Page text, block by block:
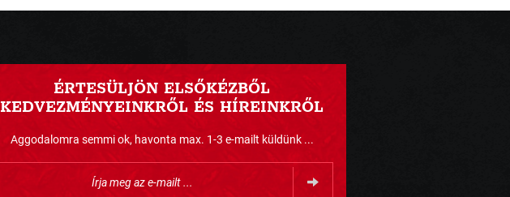
ÉRTESÜLJÖN ELSŐKÉZBŐL
KEDVEZMÉNYEINKRŐL ÉS HÍREINKRŐL
Aggodalomra semmi ok, havonta max. 1-3 e-mailt küldünk ...